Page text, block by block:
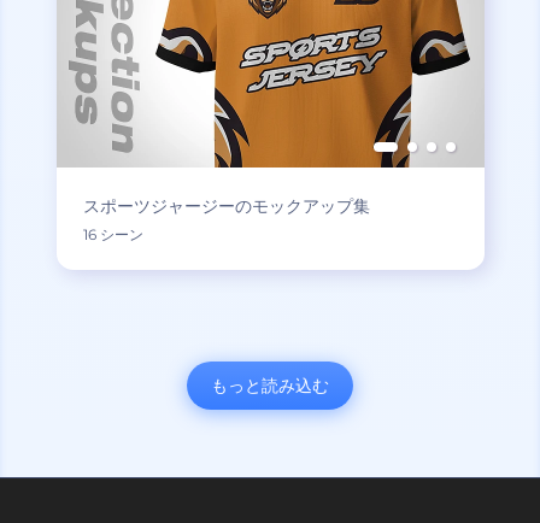
スポーツジャージーのモックアップ集
16 シーン
もっと読み込む